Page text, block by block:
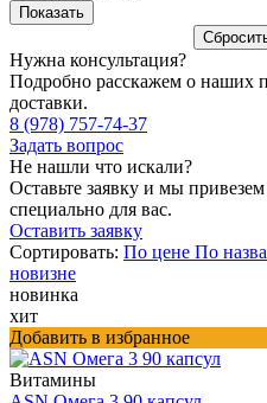
Нужна консультация?
Подробно расскажем о наших
доставки.
8 (978) 757-74-37
Задать вопрос
Не нашли что искали?
Оставьте заявку и мы
специально для вас.
Оставить заявку
Сортировать: По цене По
новизне
новинка
хит
Добавить в избранное
Витамины